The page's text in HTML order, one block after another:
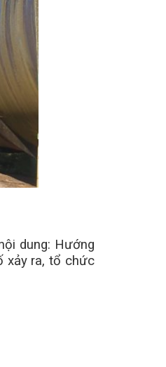
dung: Hướng
xảy ra, tổ chức